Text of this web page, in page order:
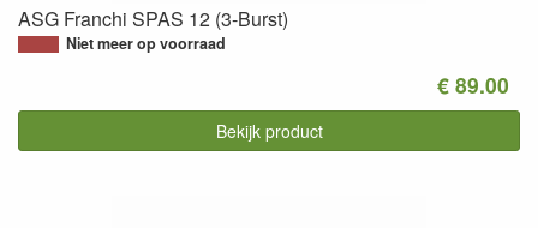
ASG Franchi SPAS 12 (3-Burst)
Niet meer op voorraad
€ 89.00
Bekijk product